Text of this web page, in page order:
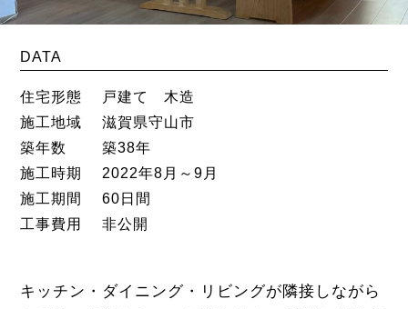
DATA
住宅形態
戸建て 木造
施工地域
滋賀県守山市
築年数
築38年
施工時期
2022年8月～9月
施工期間
60日間
工事費用
非公開
キッチン・ダイニング・リビングが隣接しながら